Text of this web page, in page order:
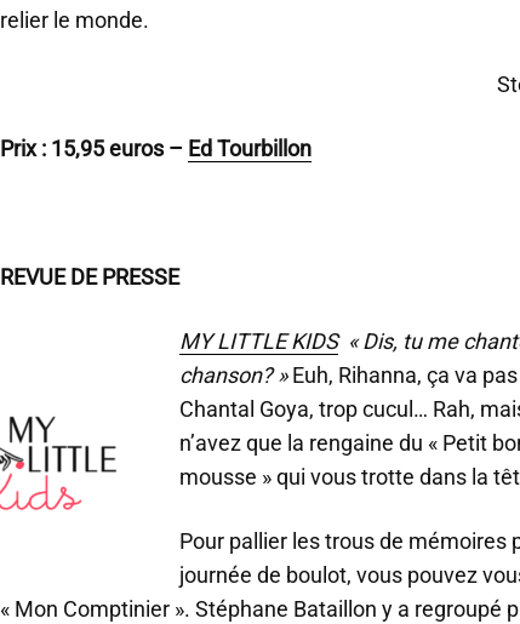
relier le monde.
Prix : 15,95 euros – Ed Tourbillon
REVUE DE PRESSE
MY LITTLE KIDS« Dis, tu me
chanson? »Euh, Rihanna, ça va
Chantal Goya, trop cucul… Rah,
n’avez que la rengaine du « Petit
mousse » qui vous trotte dans la
Pour pallier les trous de mémoires
journée de boulot, vous pouvez
« Mon Comptinier ». Stéphane Bataillon y a regroupé